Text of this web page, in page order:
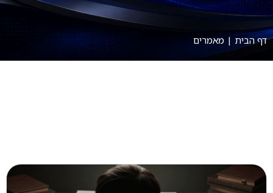
דף הבית |מאמרים